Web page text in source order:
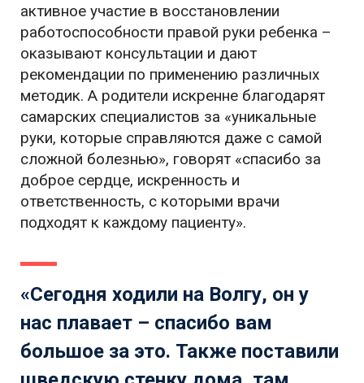
активное участие в восстановлении
работоспособности правой руки ребенка –
оказывают консультации и дают
рекомендации по применению различных
методик. А родители искренне благодарят
самарских специалистов за «уникальные
руки, которые справляются даже с самой
сложной болезнью», говорят «спасибо за
доброе сердце, искренность и
ответственность, с которыми врачи
подходят к каждому пациенту».
«Сегодня ходили на Волгу, он у
нас плавает – спасибо вам
большое за это. Также поставили